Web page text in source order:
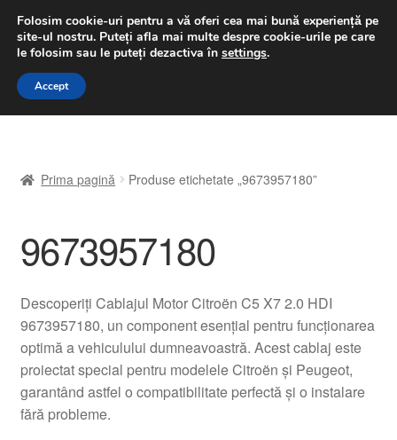
LIVRARE de la 33 lei
luni-vineri 9 a.m. - 4 p.m.031 229 6816
Sari
Sari
A lua legatura
Contul meu
Despre noi
Finalizare comandă
Livrare
Prima pagină Produse etichetate „9673957180”
9673957180
Descoperiți Cablajul Motor Citroën C5 X7 2.0 HDI
9673957180, un component esențial pentru funcționarea
optimă a vehiculului dumneavoastră. Acest cablaj este
proiectat special pentru modelele Citroën și Peugeot,
garantând astfel o compatibilitate perfectă și o instalare
fără probleme.
Folosim cookie-uri pentru a vă oferi cea mai bună experiență pe
site-ul nostru. Puteți afla mai multe despre cookie-urile pe care
le folosim sau le puteți dezactiva în settings.
Accept